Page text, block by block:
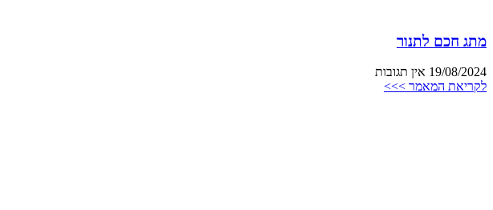
מתג חכם לתנור
19/08/2024 אין תגובות
לקריאת המאמר >>>